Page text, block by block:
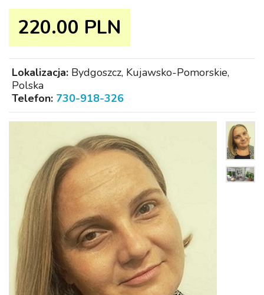
220.00 PLN
Lokalizacja: Bydgoszcz, Kujawsko-Pomorskie,
Polska
Telefon: 730-918-326